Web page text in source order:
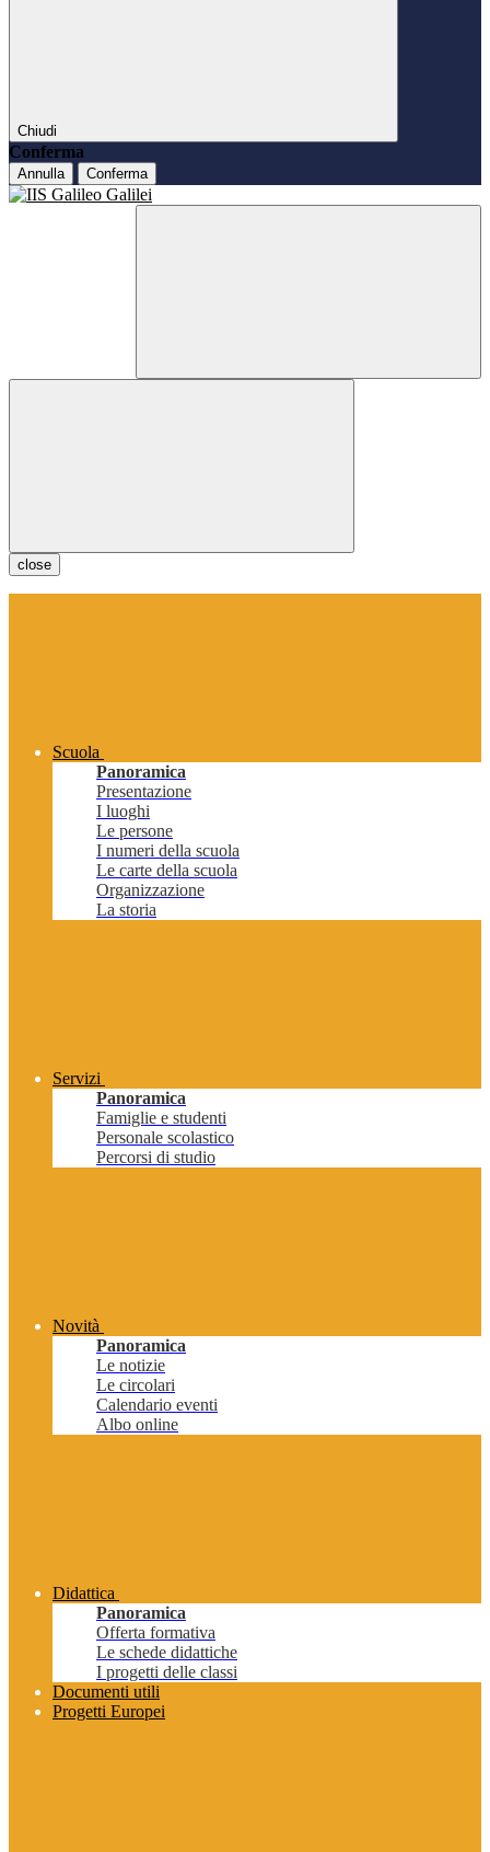
Chiudi
Conferma
Annulla Conferma
close
Scuola
Panoramica
Presentazione
I luoghi
Le persone
I numeri della scuola
Le carte della scuola
Organizzazione
La storia
Servizi
Panoramica
Famiglie e studenti
Personale scolastico
Percorsi di studio
Novità
Panoramica
Le notizie
Le circolari
Calendario eventi
Albo online
Didattica
Panoramica
Offerta formativa
Le schede didattiche
I progetti delle classi
Documenti utili
Progetti Europei